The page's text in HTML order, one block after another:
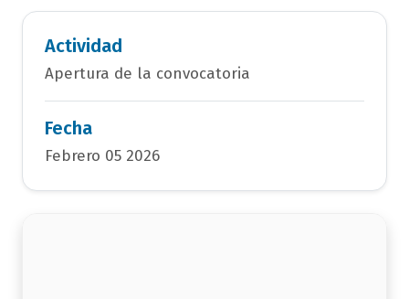
Actividad
Apertura de la convocatoria
Fecha
Febrero 05 2026